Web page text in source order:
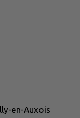
en-Auxois